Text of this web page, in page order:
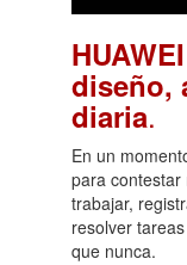
diseño,
diaria.
En un
para contestar
trabajar,
resolver
que nunca.